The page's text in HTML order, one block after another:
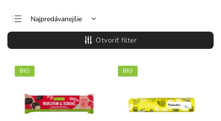
Najpredávanejšie
Najlacnejšie
Najdrahšie
Abecedne
Otvoriť filter
BIO BIO